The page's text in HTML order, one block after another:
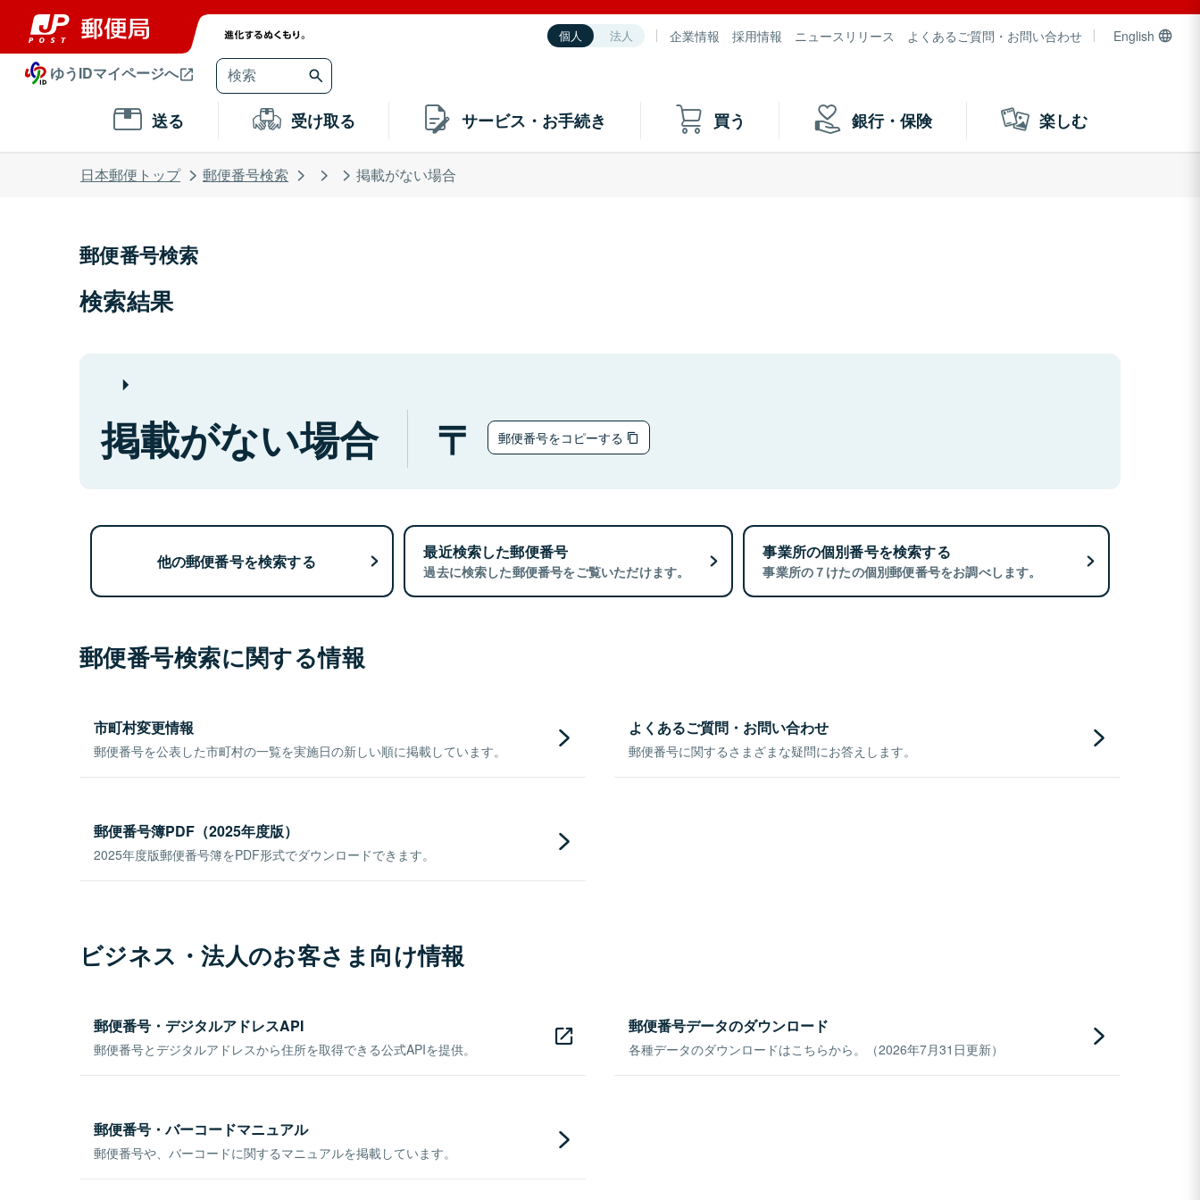
個人 法人 企業情報 採用情報 ニュースリリース よくあるご質問・お問い合わせ English
ゆうIDマイページへ
送る 受け取る サービス・お手続き 買う 銀行・保険 楽しむ
日本郵便トップ 郵便番号検索 掲載がない場合
郵便番号検索
検索結果
掲載がない場合 郵便番号をコピーする
他の郵便番号を検索する 最近検索した郵便番号
過去に検索した郵便番号をご覧いただけます。
事業所の個別番号を検索する
事業所の７けたの個別郵便番号をお調べします。
郵便番号検索に関する情報
市町村変更情報
郵便番号を公表した市町村の一覧を実施日の新しい順に掲載しています。
よくあるご質問・お問い合わせ
郵便番号に関するさまざまな疑問にお答えします。
郵便番号簿PDF（2025年度版）
2025年度版郵便番号簿をPDF形式でダウンロードできます。
ビジネス・法人のお客さま向け情報
郵便番号・デジタルアドレスAPI
郵便番号とデジタルアドレスから住所を取得できる公式APIを提供。
郵便番号データのダウンロード
各種データのダウンロードはこちらから。（2026年7月31日更新）
郵便番号・バーコードマニュアル
郵便番号や、バーコードに関するマニュアルを掲載しています。